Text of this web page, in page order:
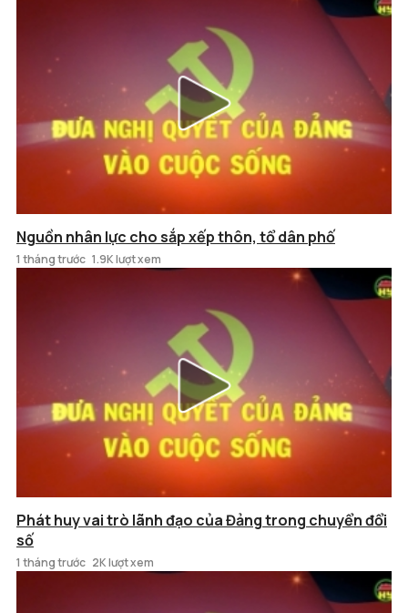
Nguồn nhân lực cho sắp xếp thôn, tổ dân phố
1 tháng trước 1.9K lượt xem
Phát huy vai trò lãnh đạo của Đảng trong chuyển đổi
số
1 tháng trước 2K lượt xem